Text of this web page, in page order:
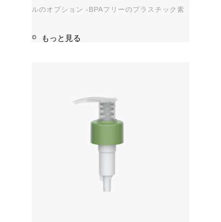
ルのオプション -BPAフリーのプラスチック素
石鹸、シャンプー、シャワージェル -パーソナ
もっと見る